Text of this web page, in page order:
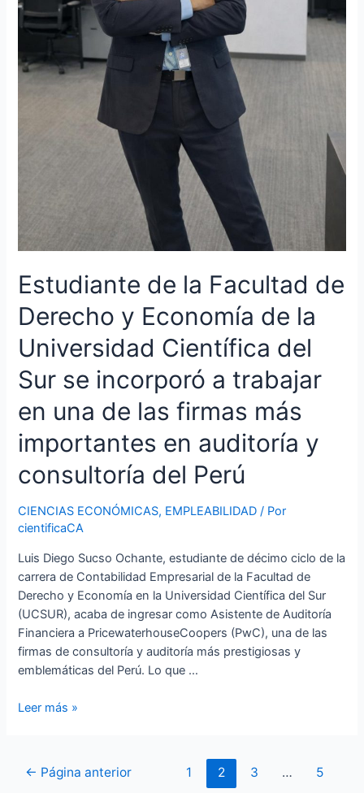
Estudiante de la Facultad de
Derecho y Economía de la
Universidad Científica del
Sur se incorporó a trabajar
en una de las firmas más
importantes en auditoría y
consultoría del Perú
CIENCIAS ECONÓMICAS, EMPLEABILIDAD / Por
cientificaCA
Luis Diego Sucso Ochante, estudiante de décimo ciclo de la
carrera de Contabilidad Empresarial de la Facultad de
Derecho y Economía en la Universidad Científica del Sur
(UCSUR), acaba de ingresar como Asistente de Auditoría
Financiera a PricewaterhouseCoopers (PwC), una de las
firmas de consultoría y auditoría más prestigiosas y
emblemáticas del Perú. Lo que …
Sur
se
a
trabajar
en
auditoría
y
consultoría
del
Perú
Leer más »
← Página anterior 1 2 3 …
5